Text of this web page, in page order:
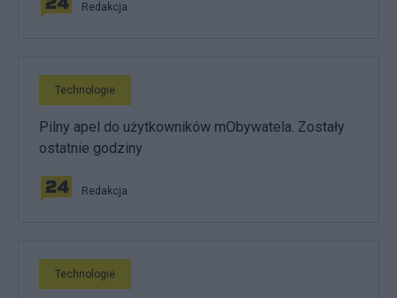
Redakcja
Technologie
Pilny apel do użytkowników mObywatela. Zostały
ostatnie godziny
Redakcja
Technologie